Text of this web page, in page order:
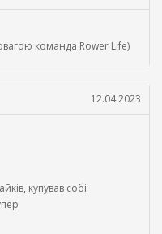
команда Rower Life)
12.04.2023
купував собі